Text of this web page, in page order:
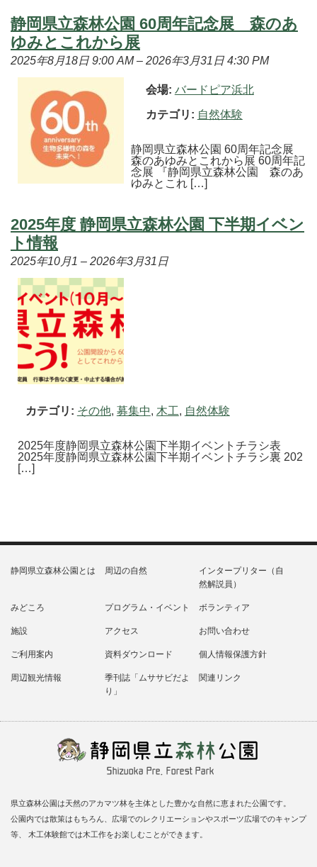
静岡県立森林公園 60周年記念展 森のあ
ゆみとこれから展
2025年8月18日 9:00 AM– 2026年3月31日 4:30 PM
会場: バードピア浜北
カテゴリ: 自然体験
静岡県立森林公園 60周年記念展
森のあゆみとこれから展 60周年記
念展 『静岡県立森林公園 森のあ
ゆみとこれ […]
2025年度 静岡県立森林公園 下半期イベン
ト情報
2025年10月1 – 2026年3月31日
カテゴリ: その他, 募集中, 木工, 自然体験
2025年度静岡県立森林公園下半期イベントチラシ表
2025年度静岡県立森林公園下半期イベントチラシ裏 202
[…]
静岡県立森林公園とは 周辺の自然
インタープリター（自
然解説員）
みどころ プログラム・イベント ボランティア
施設 アクセス お問い合わせ
ご利用案内 資料ダウンロード 個人情報保護方針
周辺観光情報
季刊誌「ムササビだよ
り」
関連リンク
県立森林公園は天然のアカマツ林を主体とした豊かな自然に恵まれた公園です。
公園内では散策はもちろん、広場でのレクリエーションやスポーツ広場でのキャンプ
等、 木工体験館では木工作をお楽しむことができます。